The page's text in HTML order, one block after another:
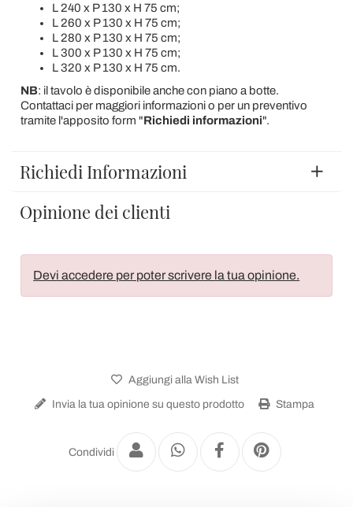
L 240 x P 130 x H 75 cm;
L 260 x P 130 x H 75 cm;
L 280 x P 130 x H 75 cm;
L 300 x P 130 x H 75 cm;
L 320 x P 130 x H 75 cm.
NB: il tavolo è disponibile anche con piano a botte.
Contattaci per maggiori informazioni o per un preventivo
tramite l'apposito form "Richiedi informazioni".
Richiedi Informazioni
Opinione dei clienti
Devi accedere per poter scrivere la tua opinione.
Aggiungi alla Wish List
Invia la tua opinione su questo prodotto Stampa
Condividi